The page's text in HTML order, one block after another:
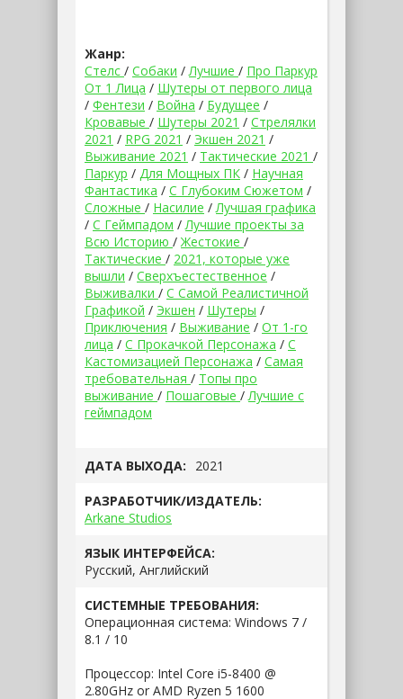
ДАТА ВЫХОДА: 2021
РАЗРАБОТЧИК/ИЗДАТЕЛЬ:
Arkane Studios
ЯЗЫК ИНТЕРФЕЙСА:
Русский, Английский
СИСТЕМНЫЕ ТРЕБОВАНИЯ:
Операционная система: Windows 7 /
8.1 / 10
Процессор: Intel Core i5-8400 @
2.80GHz or AMD Ryzen 5 1600
Жанр:
Стелс / Собаки /Лучшие / Про Паркур
От 1 Лица / Шутеры от первого лица
/ Фентези / Война / Будущее /
Кровавые / Шутеры 2021 / Стрелялки
2021 / RPG 2021 / Экшен 2021 /
Выживание 2021 / Тактические 2021 /
Паркур / Для Мощных ПК / Научная
Фантастика / С Глубоким Сюжетом /
Сложные / Насилие /Лучшая графика
/ С Геймпадом /Лучшие проекты за
Всю Историю /Жестокие /
Тактические / 2021, которые уже
вышли / Сверхъестественное /
Выживалки / С Самой Реалистичной
Графикой / Экшен / Шутеры /
Приключения / Выживание / От 1-го
лица / С Прокачкой Персонажа / С
Кастомизацией Персонажа / Самая
требовательная / Топы про
выживание / Пошаговые /Лучшие с
геймпадом